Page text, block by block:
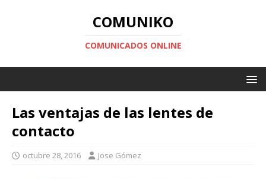
COMUNIKO
COMUNICADOS ONLINE
Las ventajas de las lentes de
contacto
octubre 28, 2016 Jose Gómez